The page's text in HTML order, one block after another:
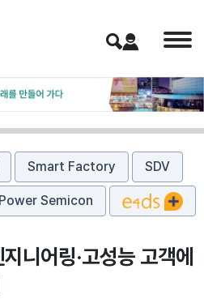
Smart Factory SDV
Power Semicon
니어링·고성능 고객에